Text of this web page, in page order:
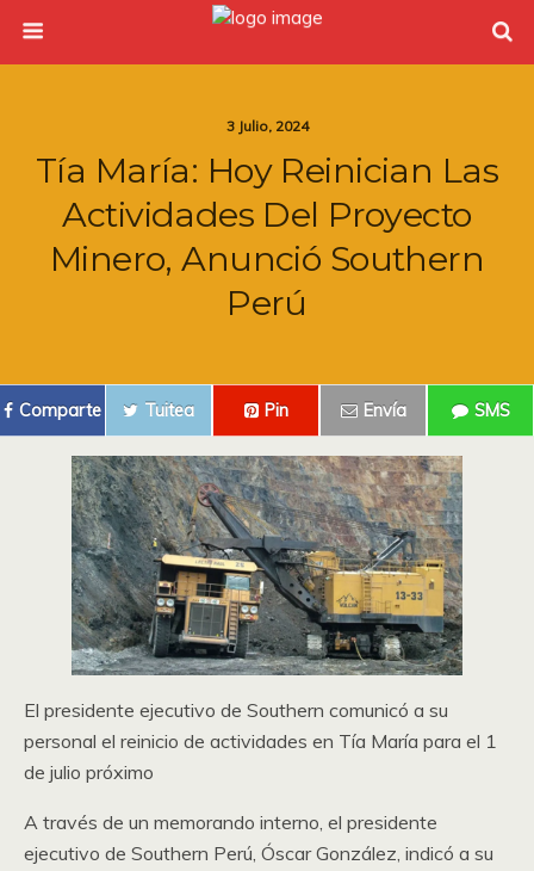
3 Julio, 2024
Tía María: Hoy Reinician Las
Actividades Del Proyecto
Minero, Anunció Southern
Perú
Comparte Tuitea Pin Envía SMS
El presidente ejecutivo de Southern comunicó a su
personal el reinicio de actividades en Tía María para el 1
de julio próximo
A través de un memorando interno, el presidente
ejecutivo de Southern Perú, Óscar González, indicó a su